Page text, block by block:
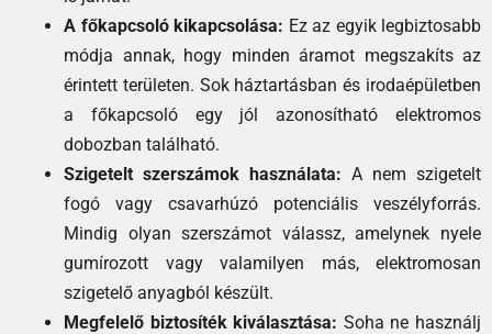
A főkapcsoló kikapcsolása: Ez az egyik legbiztosabb
módja annak, hogy minden áramot megszakíts az
érintett területen. Sok háztartásban és irodaépületben
a főkapcsoló egy jól azonosítható elektromos
dobozban található.
Szigetelt szerszámok használata: A nem szigetelt
fogó vagy csavarhúzó potenciális veszélyforrás.
Mindig olyan szerszámot válassz, amelynek nyele
gumírozott vagy valamilyen más, elektromosan
szigetelő anyagból készült.
Megfelelő biztosíték kiválasztása: Soha ne használj